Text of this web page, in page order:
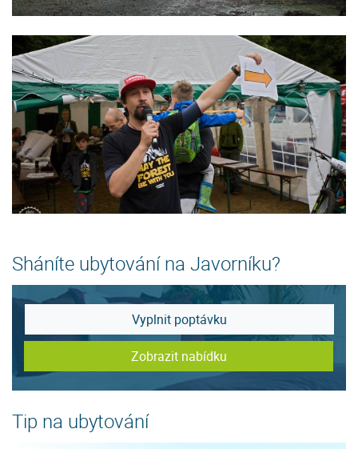
Sháníte ubytování na Javorníku?
Vyplnit poptávku
Zobrazit nabídku
Tip na ubytování